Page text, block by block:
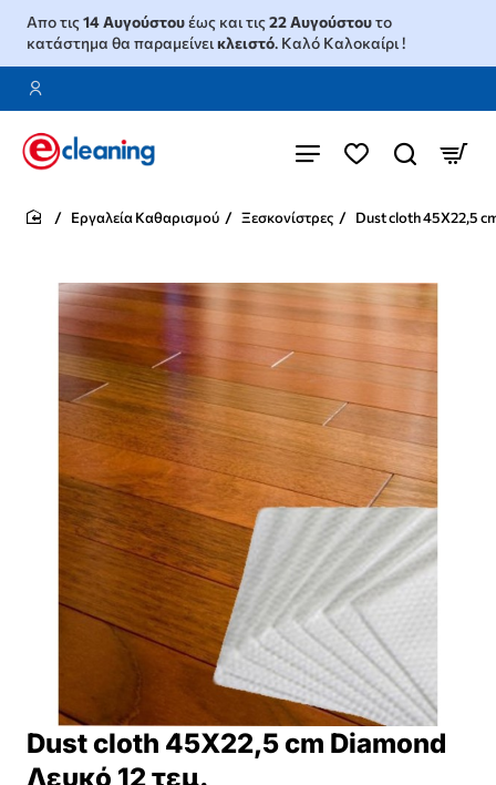
Απο τις14 Αυγούστουέως και τις22 Αυγούστουτο
κατάστημα θα παραμείνεικλειστό. Καλό Καλοκαίρι !
Εργαλεία Καθαρισμού Ξεσκονίστρες Dust cloth 45X22,5
Dust cloth 45X22,5 cm Diamond
Λευκό 12 τεμ.